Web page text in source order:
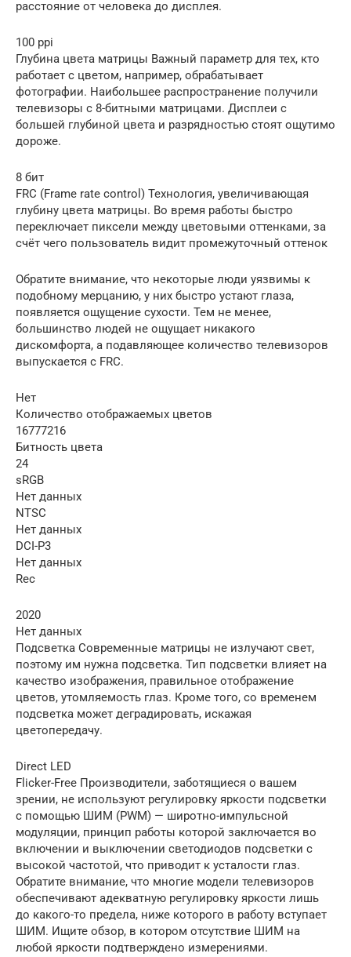
расстояние от человека до дисплея.
100 ppi
Глубина цвета матрицы Важный параметр для тех, кто
работает с цветом, например, обрабатывает
фотографии. Наибольшее распространение получили
телевизоры с 8-битными матрицами. Дисплеи с
большей глубиной цвета и разрядностью стоят ощутимо
дороже.
8 бит
FRC (Frame rate control) Технология, увеличивающая
глубину цвета матрицы. Во время работы быстро
переключает пиксели между цветовыми оттенками, за
счёт чего пользователь видит промежуточный оттенок
Обратите внимание, что некоторые люди уязвимы к
подобному мерцанию, у них быстро устают глаза,
появляется ощущение сухости. Тем не менее,
большинство людей не ощущает никакого
дискомфорта, а подавляющее количество телевизоров
выпускается с FRC.
Нет
Количество отображаемых цветов
16777216
Битность цвета
24
sRGB
Нет данных
NTSC
Нет данных
DCI-P3
Нет данных
Rec
2020
Нет данных
Подсветка Современные матрицы не излучают свет,
поэтому им нужна подсветка. Тип подсветки влияет на
качество изображения, правильное отображение
цветов, утомляемость глаз. Кроме того, со временем
подсветка может деградировать, искажая
цветопередачу.
Direct LED
Flicker-Free Производители, заботящиеся о вашем
зрении, не используют регулировку яркости подсветки
с помощью ШИМ (PWM) — широтно-импульсной
модуляции, принцип работы которой заключается во
включении и выключении светодиодов подсветки с
высокой частотой, что приводит к усталости глаз.
Обратите внимание, что многие модели телевизоров
обеспечивают адекватную регулировку яркости лишь
до какого-то предела, ниже которого в работу вступает
ШИМ. Ищите обзор, в котором отсутствие ШИМ на
любой яркости подтверждено измерениями.